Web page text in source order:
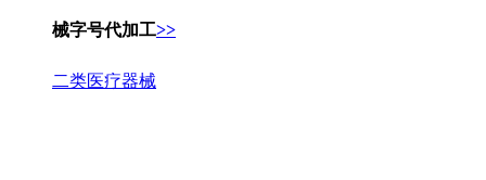
械字号代加工>>
二类医疗器械